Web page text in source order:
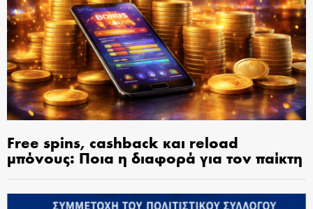
Free spins, cashback και reload
μπόνους: Ποια η διαφορά για τον παίκτη